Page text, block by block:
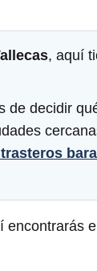
, aquí
decidir
encontrarás